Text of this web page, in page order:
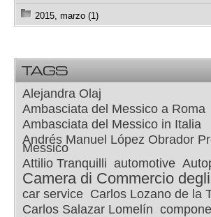
2015, marzo (1)
TAGS
Alejandra Olaj
Ambasciata del Messico a Roma
Ambasciata del Messico in Italia
Andrés Manuel López Obrador
Messico
Attilio Tranquilli automotive
Camera di Commercio
car service Carlos Lozano de la
Carlos Salazar Lomelín